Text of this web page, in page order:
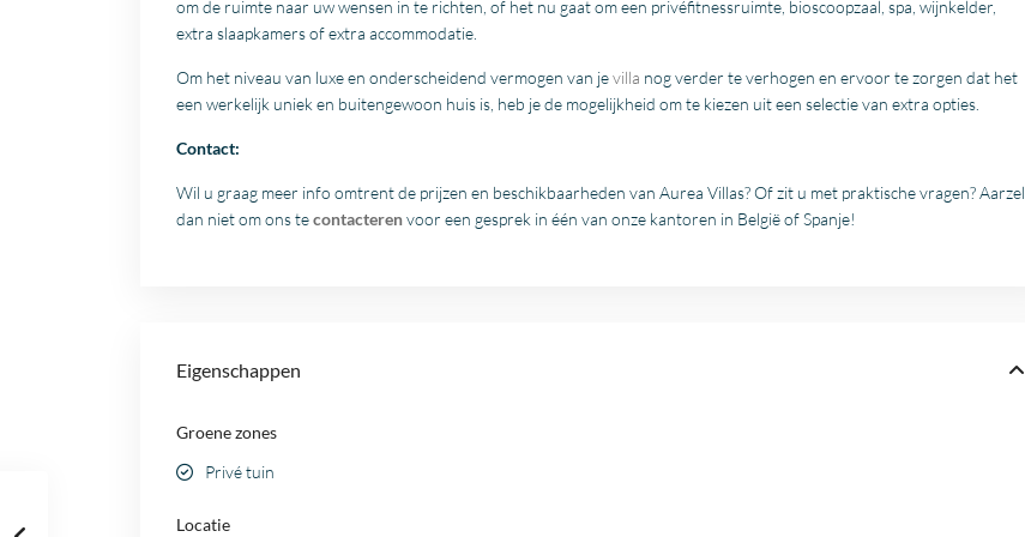
om de ruimte naar uw wensen in te richten, of het nu gaat om een ​​privéfitnessruimte, bioscoopzaal, spa, wijnkelder,
extra slaapkamers of extra accommodatie.
Om het niveau van luxe en onderscheidend vermogen van jevilla nog verder te verhogen en ervoor te zorgen dat het
een werkelijk uniek en buitengewoon huis is, heb je de mogelijkheid om te kiezen uit een selectie van extra opties.
Contact:
Wil u graag meer info omtrent de prijzen en beschikbaarheden van Aurea Villas? Of zit u met praktische vragen? Aarzel
dan niet om ons tecontacterenvoor een gesprek in één van onze kantoren in België of Spanje!
Eigenschappen
Groene zones
Privé tuin
Locatie